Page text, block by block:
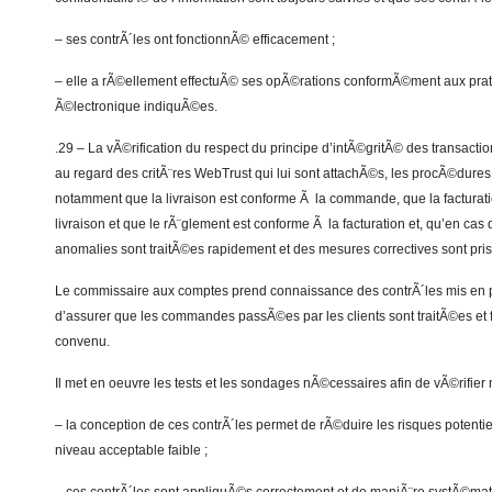
– ses contrÃ´les ont fonctionnÃ© efficacement ;
– elle a rÃ©ellement effectuÃ© ses opÃ©rations conformÃ©ment aux
Ã©lectronique indiquÃ©es.
.29 – La vÃ©rification du respect du principe d’intÃ©gritÃ© des
au regard des critÃ¨res WebTrust qui lui sont attachÃ©s, les
notamment que la livraison est conforme Ã la commande, que la
livraison et que le rÃ¨glement est conforme Ã la facturation et, qu’en
anomalies sont traitÃ©es rapidement et des mesures correctives sont
Le commissaire aux comptes prend connaissance des contrÃ´les mis en
d’assurer que les commandes passÃ©es par les clients sont traitÃ©es
convenu.
Il met en oeuvre les tests et les sondages nÃ©cessaires afin de vÃ©rifier
– la conception de ces contrÃ´les permet de rÃ©duire les risques
niveau acceptable faible ;